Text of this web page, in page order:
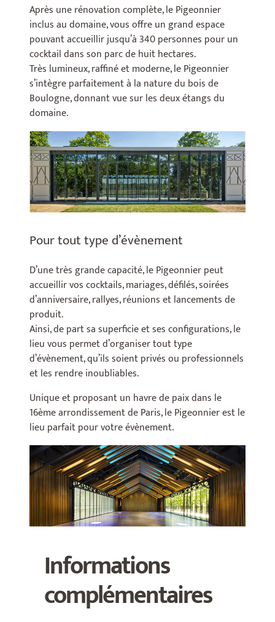
Après une rénovation complète, le Pigeonnier
inclus au domaine, vous offre un grand espace
pouvant accueillir jusqu’à 340 personnes pour un
cocktail dans son parc de huit hectares.
Très lumineux, raffiné et moderne, le Pigeonnier
s’intègre parfaitement à la nature du bois de
Boulogne, donnant vue sur les deux étangs du
domaine.
Pour tout type d’évènement
D’une très grande capacité, le Pigeonnier peut
accueillir vos cocktails, mariages, défilés, soirées
d’anniversaire, rallyes, réunions et lancements de
produit.
Ainsi, de part sa superficie et ses configurations, le
lieu vous permet d’organiser tout type
d’évènement, qu’ils soient privés ou professionnels
et les rendre inoubliables.
Unique et proposant un havre de paix dans le
16ème arrondissement de Paris, le Pigeonnier est le
lieu parfait pour votre évènement.
Informations
complémentaires